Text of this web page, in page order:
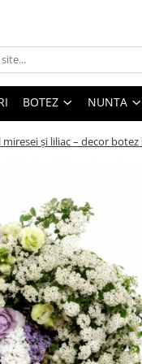
BOTEZ NUNTA
și liliac – decor botez